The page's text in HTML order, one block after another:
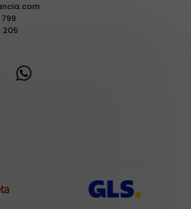
799
205
Instagram